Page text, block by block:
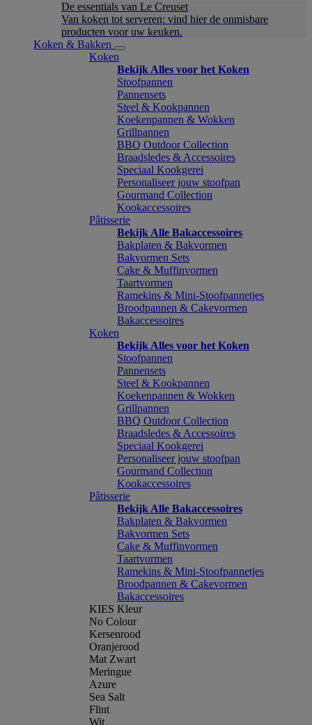
De essentials van Le Creuset
Van koken tot serveren: vind hier de onmisbare
producten voor uw keuken.
Koken & Bakken
Koken
Bekijk Alles voor het Koken
Stoofpannen
Pannensets
Steel & Kookpannen
Koekenpannen & Wokken
Grillpannen
BBQ Outdoor Collection
Braadsledes & Accessoires
Speciaal Kookgerei
Personaliseer jouw stoofpan
Gourmand Collection
Kookaccessoires
Pâtisserie
Bekijk Alle Bakaccessoires
Bakplaten & Bakvormen
Bakvormen Sets
Cake & Muffinvormen
Taartvormen
Ramekins & Mini-Stoofpannetjes
Broodpannen & Cakevormen
Bakaccessoires
Koken
Bekijk Alles voor het Koken
Stoofpannen
Pannensets
Steel & Kookpannen
Koekenpannen & Wokken
Grillpannen
BBQ Outdoor Collection
Braadsledes & Accessoires
Speciaal Kookgerei
Personaliseer jouw stoofpan
Gourmand Collection
Kookaccessoires
Pâtisserie
Bekijk Alle Bakaccessoires
Bakplaten & Bakvormen
Bakvormen Sets
Cake & Muffinvormen
Taartvormen
Ramekins & Mini-Stoofpannetjes
Broodpannen & Cakevormen
Bakaccessoires
KIES Kleur
No Colour
Kersenrood
Oranjerood
Mat Zwart
Meringue
Azure
Sea Salt
Flint
Wit